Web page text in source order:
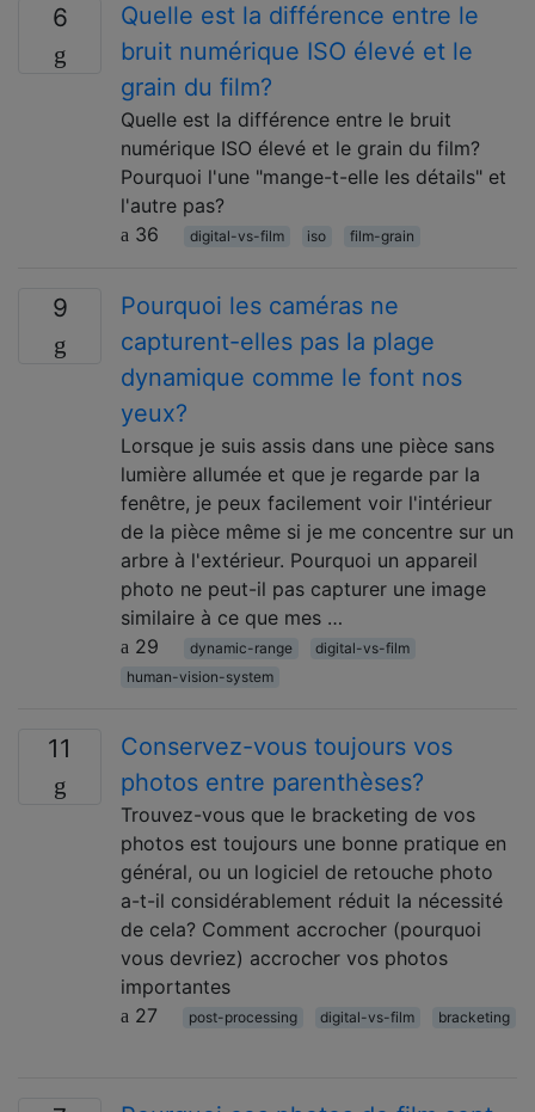
6
Quelle est la différence entre le
bruit numérique ISO élevé et le
grain du film?
Quelle est la différence entre le bruit
numérique ISO élevé et le grain du film?
Pourquoi l'une "mange-t-elle les détails" et
l'autre pas?
36
digital-vs-film iso film-grain
9
Pourquoi les caméras ne
capturent-elles pas la plage
dynamique comme le font nos
yeux?
Lorsque je suis assis dans une pièce sans
lumière allumée et que je regarde par la
fenêtre, je peux facilement voir l'intérieur
de la pièce même si je me concentre sur un
arbre à l'extérieur. Pourquoi un appareil
photo ne peut-il pas capturer une image
similaire à ce que mes …
29
dynamic-range
digital-vs-film
human-vision-system
11
Conservez-vous toujours vos
photos entre parenthèses?
Trouvez-vous que le bracketing de vos
photos est toujours une bonne pratique en
général, ou un logiciel de retouche photo
a-t-il considérablement réduit la nécessité
de cela? Comment accrocher (pourquoi
vous devriez) accrocher vos photos
importantes
27
post-processing digital-vs-film bracketing